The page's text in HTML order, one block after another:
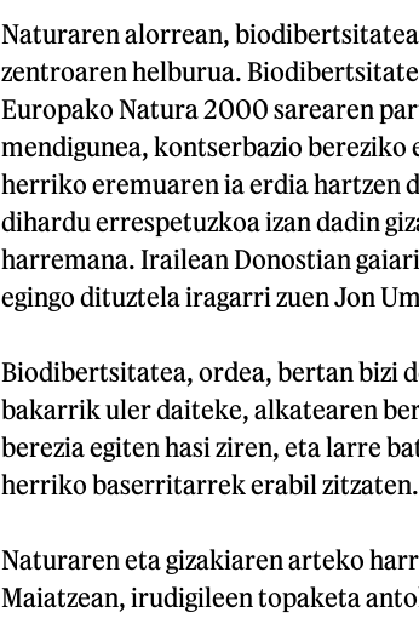
Naturaren alorrean,
zentroaren helburua.
Europako Natura 2000 sarearen
mendigunea, kontserbazio bereziko
herriko eremuaren ia erdia hartzen
dihardu errespetuzkoa izan dadin
harremana. Irailean Donostian
egingo dituztela iragarri zuen Jon
Biodibertsitatea, ordea, bertan bizi
bakarrik uler daiteke, alkatearen
berezia egiten hasi ziren, eta larre
herriko baserritarrek erabil zitzaten.
Naturaren eta gizakiaren arteko
Maiatzean, irudigileen topaketa